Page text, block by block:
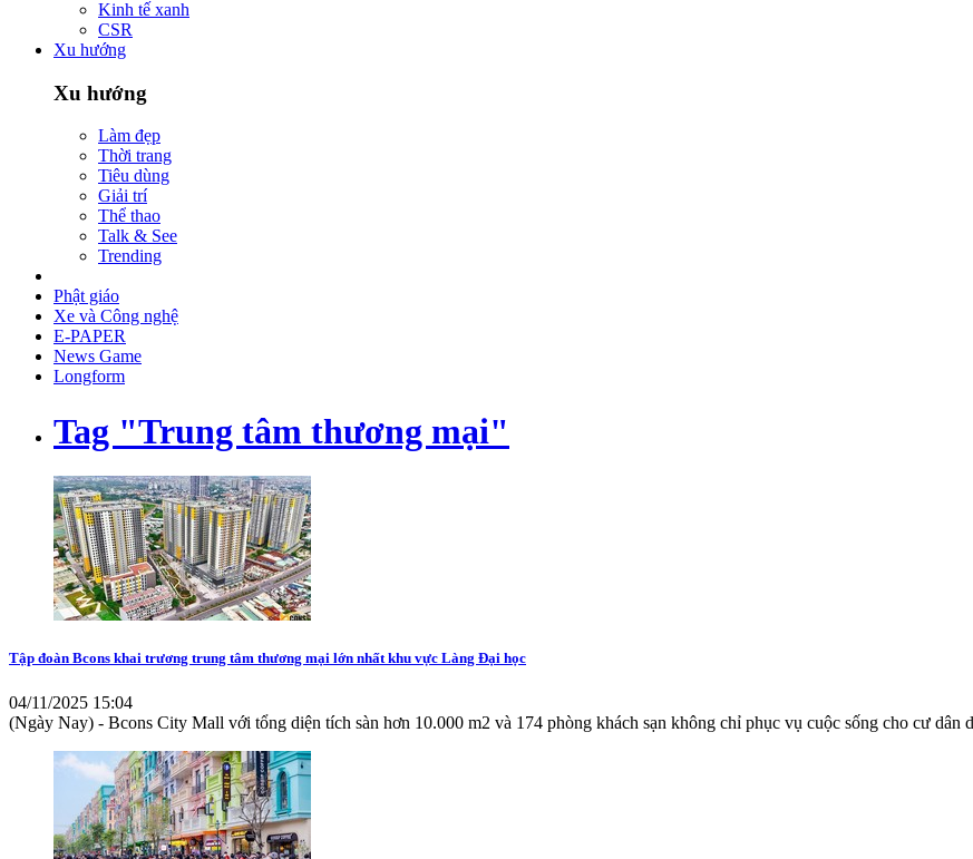
Kinh tế xanh
CSR
Xu hướng
Xu hướng
Làm đẹp
Thời trang
Tiêu dùng
Giải trí
Thể thao
Talk & See
Trending
Phật giáo
Xe và Công nghệ
E-PAPER
News Game
Longform
Tag "Trung tâm thương mại"
Tập đoàn Bcons khai trương trung tâm thương mại lớn nhất khu vực Làng Đại học
04/11/2025 15:04
(Ngày Nay) - Bcons City Mall với tổng diện tích sàn hơn 10.000 m2 và 174 phòng khách sạn không chỉ phục vụ cuộc sống cho cư